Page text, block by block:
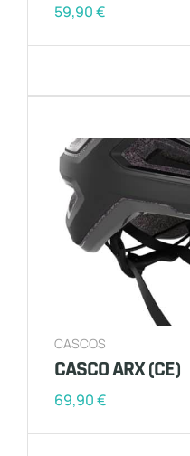
59,90€
CASCOS
CASCO ARX (CE)
69,90€